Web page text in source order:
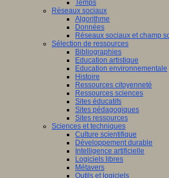
Temps
Réseaux sociaux
Algorithme
Données
Réseaux sociaux et champ
Sélection de ressources
Bibliographies
Education artistique
Education environnementale
Histoire
Ressources citoyenneté
Ressources sciences
Sites éducatifs
Sites pédagogiques
Sites ressources
Sciences et techniques
Culture scientifique
Développement durable
Intelligence artificielle
Logiciels libres
Métavers
Outils et logiciels